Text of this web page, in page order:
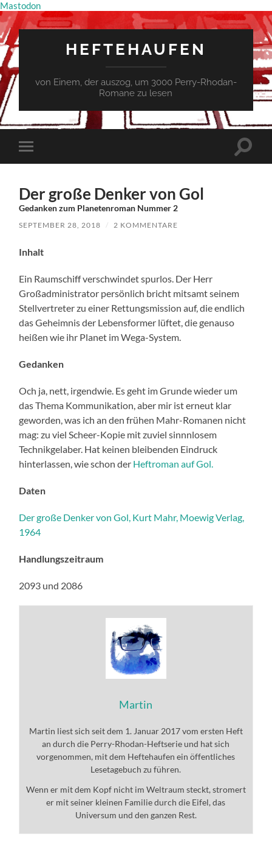
Mastodon
HEFTEHAUFEN
von Einem, der auszog, um 3000 Perry-Rhodan-
Romane zu lesen
Mobile-
Menü
Der große Denker von Gol
Gedanken zum Planetenroman Nummer 2
SEPTEMBER 28, 2018 / 2 KOMMENTARE
Inhalt
Ein Raumschiff verschwindet spurlos. Der Herr
Großadministrator persönlich bricht mitsamt seinem
Stellvertreter zu einer Rettungsmission auf, die endlich
das Geheimnis der Lebensformer lüftet, die genauso
heißen wie ihr Planet im Wega-System.
Gedanken
Och ja, nett, irgendwie. Es geht im Grunde wieder um
das Thema Kommunikation, aber mir ist erneut klar
geworden, was ich an den frühen Mahr-Romanen nicht
mag: zu viel Scheer-Kopie mit zuviel sinnnlosem
Technikgelaber. Hat keinen bleibenden Eindruck
hinterlassen, wie schon der Heftroman auf Gol.
Daten
Der große Denker von Gol, Kurt Mahr, Moewig Verlag,
1964
Handlungszeitraum
2093 und 2086
Martin
Martin liest sich seit dem 1. Januar 2017 vom ersten Heft
an durch die Perry-Rhodan-Heftserie und hat sich
vorgenommen, mit dem Heftehaufen ein öffentliches
Lesetagebuch zu führen.
Wenn er mit dem Kopf nicht im Weltraum steckt, stromert
er mit seiner kleinen Familie durch die Eifel, das
Universum und den ganzen Rest.